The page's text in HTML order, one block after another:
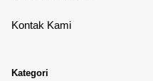
Kontak Kami
Kategori